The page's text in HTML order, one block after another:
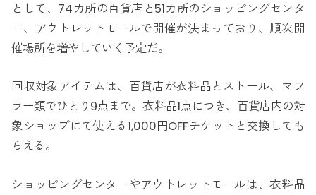
として、74カ所の百貨店と51カ所のショッピングセンタ
ー、アウトレットモールで開催が決まっており、順次開
催場所を増やしていく予定だ。
回収対象アイテムは、百貨店が衣料品とストール、マフ
ラー類でひとり9点まで。衣料品1点につき、百貨店内の対
象ショップにて使える1,000円OFFチケットと交換しても
らえる。
ショッピングセンターやアウトレットモールは、衣料品